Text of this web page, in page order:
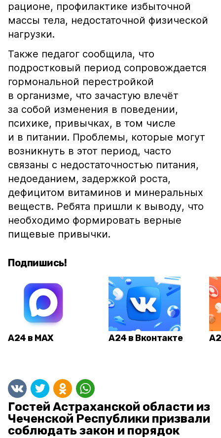
рационе, профилактике избыточной
массы тела, недостаточной физической
нагрузки.
Также педагог сообщила, что
подростковый период сопровождается
гормональной перестройкой
в организме, что зачастую влечёт
за собой изменения в поведении,
психике, привычках, в том числе
и в питании. Проблемы, которые могут
возникнуть в этот период, часто
связаны с недостаточностью питания,
недоеданием, задержкой роста,
дефицитом витаминов и минеральных
веществ. Ребята пришли к выводу, что
необходимо формировать верные
пищевые привычки.
Подпишись!
А24 в MAX А24 в Вконтакте
Гостей Астраханской области из
Чеченской Республики призвали
соблюдать закон и порядок